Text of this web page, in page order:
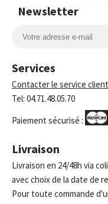
Newsletter
Services
Contacter le service client
Tel: 04.71.48.05.70
Paiement sécurisé :
Livraison
Livraison en 24/48h via
avec choix de la date de
Pour toute commande